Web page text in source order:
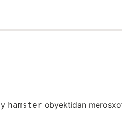
hamster obyektidan